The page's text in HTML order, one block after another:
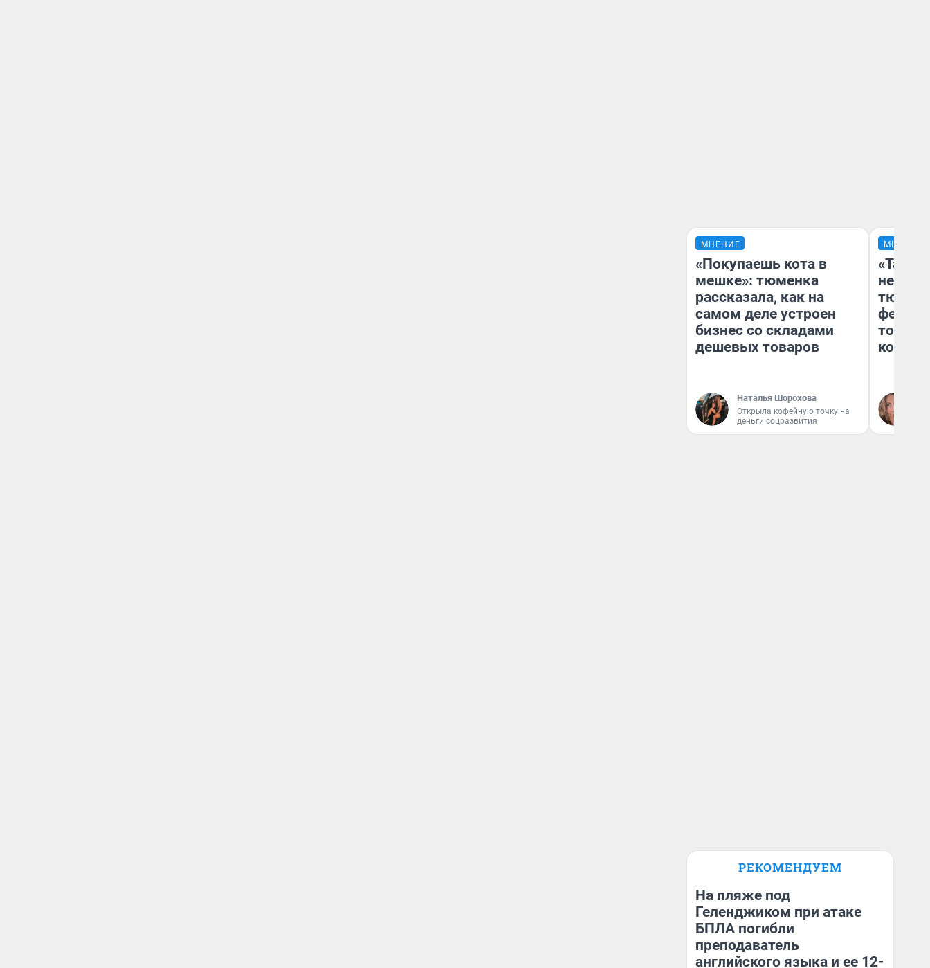
МНЕНИЕ
«Покупаешь кота в
мешке»: тюменка
рассказала, как на
самом деле устроен
бизнес со складами
дешевых товаров
Наталья Шорохова
Открыла кофейную точку на
деньги соцразвития
МНЕНИЕ
не
РЕКОМЕНДУЕМ
На пляже под
Геленджиком при атаке
БПЛА погибли
преподаватель
английского языка и ее 12-